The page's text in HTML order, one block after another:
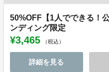
50%OFF【1人でできる！
ンディング限定
¥3,465 （税込）
詳細を見る